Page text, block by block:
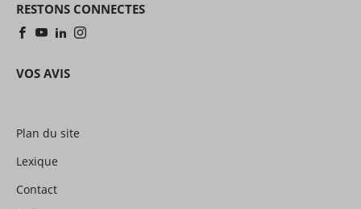
RESTONS CONNECTES
VOS AVIS
Plan du site
Lexique
Contact